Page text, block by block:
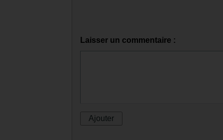
Laisser un commentaire :